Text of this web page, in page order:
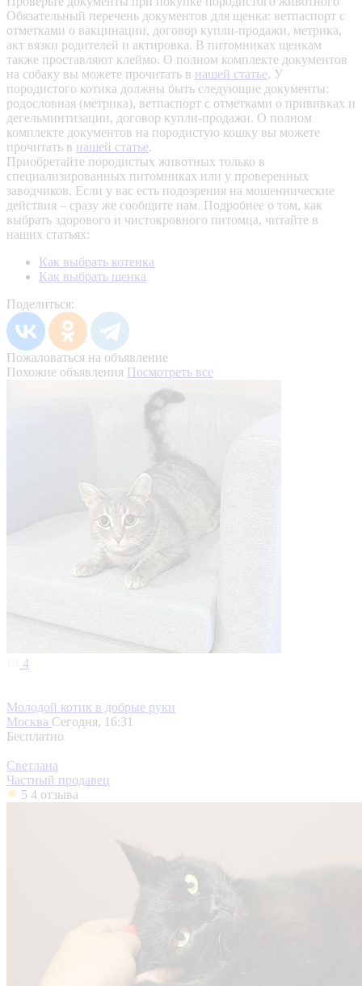
Обязательный перечень документов для щенка: ветпаспорт с
отметками о вакцинации, договор купли-продажи, метрика,
акт вязки родителей и актировка. В питомниках щенкам
также проставляют клеймо. О полном комплекте документов
на собаку вы можете прочитать в нашей статье. У
породистого котика должны быть следующие документы:
родословная (метрика), ветпаспорт с отметками о прививках и
дегельминтизации, договор купли-продажи. О полном
комплекте документов на породистую кошку вы можете
прочитать в нашей статье.
Приобретайте породистых животных только в
специализированных питомниках или у проверенных
заводчиков. Если у вас есть подозрения на мошеннические
действия – сразу же сообщите нам. Подробнее о том, как
выбрать здорового и чистокровного питомца, читайте в
наших статьях:
Как выбрать котенка
Как выбрать щенка
Поделиться:
Пожаловаться на объявление
Похожие объявления Посмотреть все
4
Молодой котик в добрые руки
Москва Сегодня, 16:31
Бесплатно
Светлана
Частный продавец
5 4 отзыва